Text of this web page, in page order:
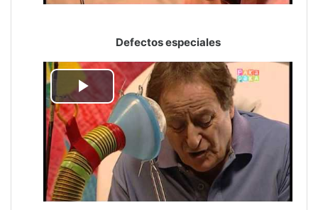
Defectos especiales
Reproducir
Vídeo